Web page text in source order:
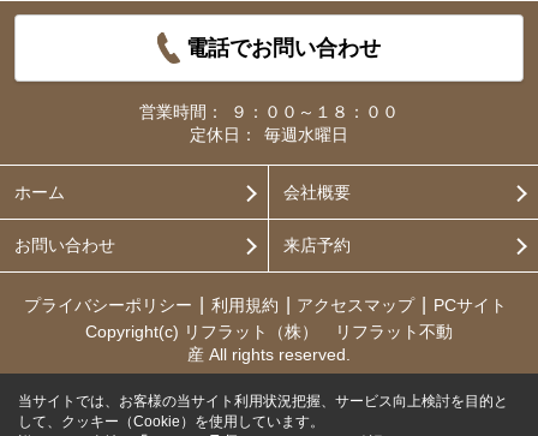
電話でお問い合わせ
営業時間：
９：００～１８：００
定休日：
毎週水曜日
ホーム 会社概要
お問い合わせ 来店予約
プライバシーポリシー 利用規約 アクセスマップ
PCサイト
Copyright(c) リフラット（株） リフラット不動
産 All rights reserved.
当サイトでは、お客様の当サイト利用状況把握、サービス向上検討を目的と
して、クッキー（Cookie）を使用しています。